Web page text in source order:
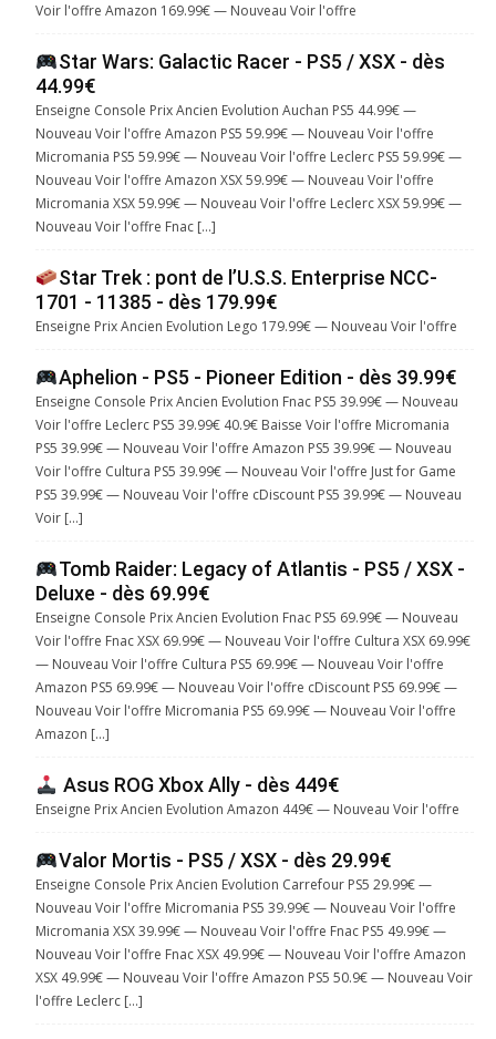
Voir l'offre Amazon 169.99€ — Nouveau Voir l'offre
Star Wars: Galactic Racer - PS5 / XSX - dès
44.99€
Enseigne Console Prix Ancien Evolution Auchan PS5 44.99€ —
Nouveau Voir l'offre Amazon PS5 59.99€ — Nouveau Voir l'offre
Micromania PS5 59.99€ — Nouveau Voir l'offre Leclerc PS5 59.99€ —
Nouveau Voir l'offre Amazon XSX 59.99€ — Nouveau Voir l'offre
Micromania XSX 59.99€ — Nouveau Voir l'offre Leclerc XSX 59.99€ —
Nouveau Voir l'offre Fnac […]
Star Trek : pont de l’U.S.S. Enterprise NCC-
1701 - 11385 - dès 179.99€
Enseigne Prix Ancien Evolution Lego 179.99€ — Nouveau Voir l'offre
Aphelion - PS5 - Pioneer Edition - dès 39.99€
Enseigne Console Prix Ancien Evolution Fnac PS5 39.99€ — Nouveau
Voir l'offre Leclerc PS5 39.99€ 40.9€ Baisse Voir l'offre Micromania
PS5 39.99€ — Nouveau Voir l'offre Amazon PS5 39.99€ — Nouveau
Voir l'offre Cultura PS5 39.99€ — Nouveau Voir l'offre Just for Game
PS5 39.99€ — Nouveau Voir l'offre cDiscount PS5 39.99€ — Nouveau
Voir […]
Tomb Raider: Legacy of Atlantis - PS5 / XSX -
Deluxe - dès 69.99€
Enseigne Console Prix Ancien Evolution Fnac PS5 69.99€ — Nouveau
Voir l'offre Fnac XSX 69.99€ — Nouveau Voir l'offre Cultura XSX 69.99€
— Nouveau Voir l'offre Cultura PS5 69.99€ — Nouveau Voir l'offre
Amazon PS5 69.99€ — Nouveau Voir l'offre cDiscount PS5 69.99€ —
Nouveau Voir l'offre Micromania PS5 69.99€ — Nouveau Voir l'offre
Amazon […]
Asus ROG Xbox Ally - dès 449€
Enseigne Prix Ancien Evolution Amazon 449€ — Nouveau Voir l'offre
Valor Mortis - PS5 / XSX - dès 29.99€
Enseigne Console Prix Ancien Evolution Carrefour PS5 29.99€ —
Nouveau Voir l'offre Micromania PS5 39.99€ — Nouveau Voir l'offre
Micromania XSX 39.99€ — Nouveau Voir l'offre Fnac PS5 49.99€ —
Nouveau Voir l'offre Fnac XSX 49.99€ — Nouveau Voir l'offre Amazon
XSX 49.99€ — Nouveau Voir l'offre Amazon PS5 50.9€ — Nouveau Voir
l'offre Leclerc […]